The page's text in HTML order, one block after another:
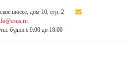
шоссе, дом 10, стр. 2
будни с 9:00 до 18:00